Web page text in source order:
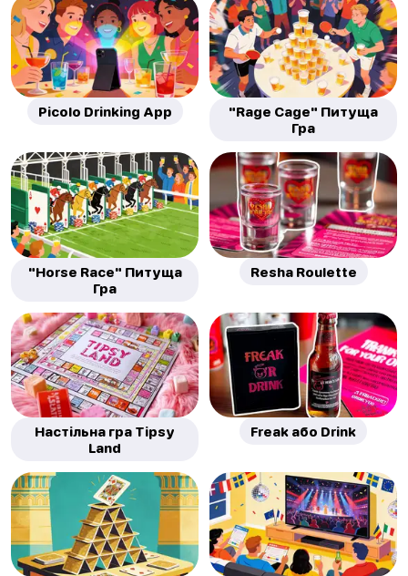
Picolo Drinking App
"Rage Cage" Питуща
Гра
"Horse Race" Питуща
Гра
Resha Roulette
Настільна гра Tipsy
Land
Freak або Drink